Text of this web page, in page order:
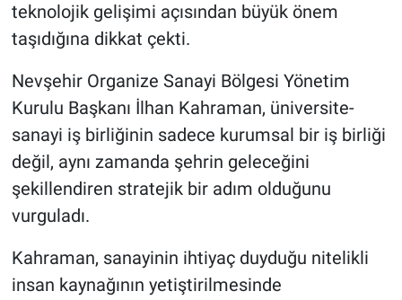
teknolojik gelişimi açısından büyük önem
taşıdığına dikkat çekti.
Nevşehir Organize Sanayi Bölgesi Yönetim
Kurulu Başkanı İlhan Kahraman, üniversite-
sanayi iş birliğinin sadece kurumsal bir iş birliği
değil, aynı zamanda şehrin geleceğini
şekillendiren stratejik bir adım olduğunu
vurguladı.
Kahraman, sanayinin ihtiyaç duyduğu nitelikli
insan kaynağının yetiştirilmesinde